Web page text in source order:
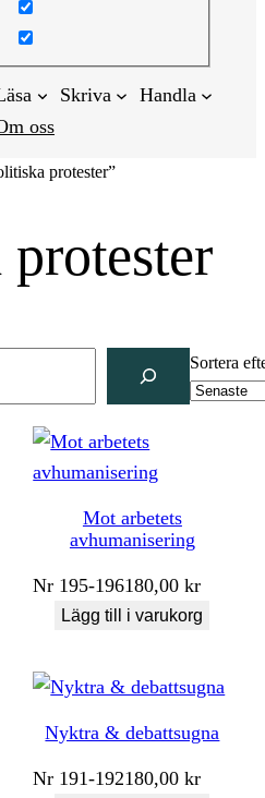
Skriva
Handla
oss
protester”
Sortera
Mot arbetets
avhumanisering
Nr 195-196180,00kr
Lägg till i varukorg
Nyktra & debattsugna
Nr 191-192180,00kr